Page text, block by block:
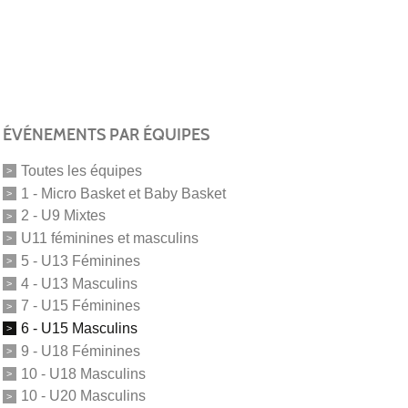
ÉVÉNEMENTS PAR ÉQUIPES
Toutes les équipes
1 - Micro Basket et Baby Basket
2 - U9 Mixtes
U11 féminines et masculins
5 - U13 Féminines
4 - U13 Masculins
7 - U15 Féminines
6 - U15 Masculins
9 - U18 Féminines
10 - U18 Masculins
10 - U20 Masculins